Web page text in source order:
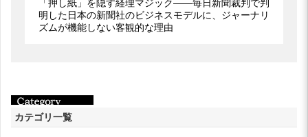
「押し紙」を隠す経理マジック――毎日新聞裁判で判
明した日本の新聞社のビジネスモデルに、ジャーナリ
ズムが機能しない客観的な理由
カテゴリ一覧